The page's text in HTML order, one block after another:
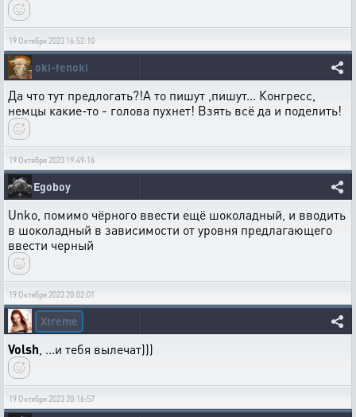
19 Октября 2023 16:52:10
oki-fenoki
Да что тут предлогать?!А то пишут ,пишут... Конгресс,
немцы какие-то - голова пухнет! Взять всё да и поделить!
19 Октября 2023 19:49:16
Egoboy
Unko, помимо чёрного ввести ещё шоколадный, и вводить
в шоколадный в зависимости от уровня предлагающего
ввести черный
19 Октября 2023 20:02:01
Xtreme
Volsh , ...и тебя вылечат)))
19 Октября 2023 20:16:57